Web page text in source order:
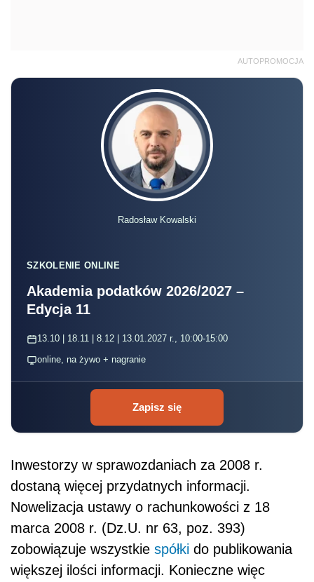
AUTOPROMOCJA
Radosław Kowalski
SZKOLENIE ONLINE
Akademia podatków 2026/2027 –
Edycja 11
13.10 | 18.11 | 8.12 | 13.01.2027 r., 10:00-15:00
online, na żywo + nagranie
Zapisz się
Inwestorzy w sprawozdaniach za 2008 r.
dostaną więcej przydatnych informacji.
Nowelizacja ustawy o rachunkowości z 18
marca 2008 r. (Dz.U. nr 63, poz. 393)
zobowiązuje wszystkie spółki do publikowania
większej ilości informacji. Konieczne więc